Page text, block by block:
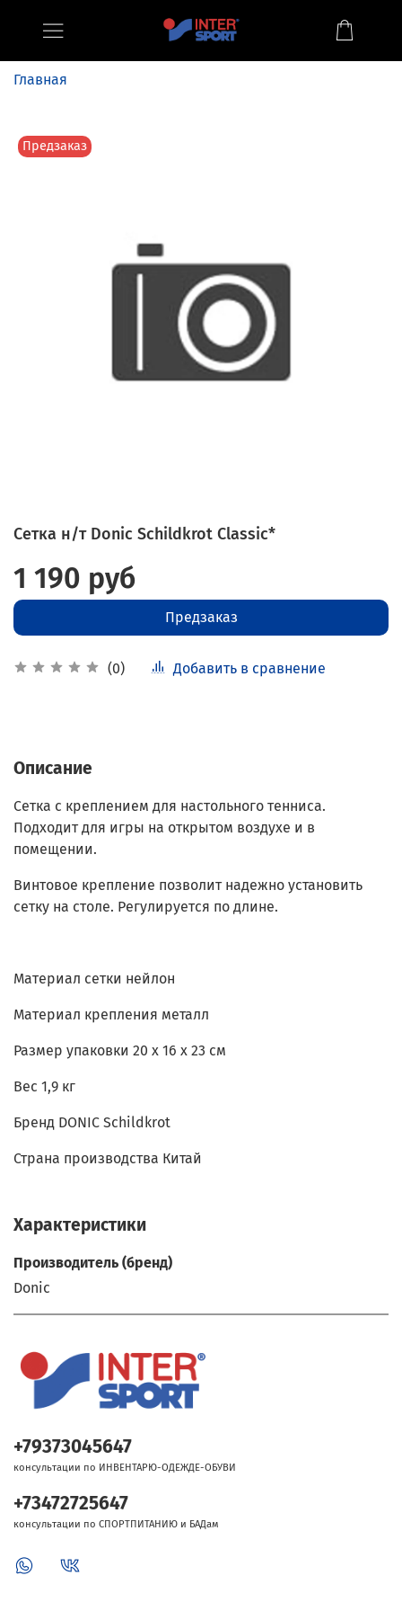
Главная
Предзаказ
Сетка н/т Donic Schildkrot Classic*
(0) Добавить в сравнение
1 190 руб
Предзаказ
Описание
Сетка с креплением для настольного тенниса.
Подходит для игры на открытом воздухе и в
помещении.
Винтовое крепление позволит надежно установить
сетку на столе. Регулируется по длине.
Материал сетки нейлон
Материал крепления металл
Размер упаковки 20 х 16 х 23 см
Вес 1,9 кг
Бренд DONIC Schildkrot
Страна производства Китай
Характеристики
Производитель (бренд)
Donic
+79373045647
консультации по ИНВЕНТАРЮ-ОДЕЖДЕ-ОБУВИ
+73472725647
консультации по СПОРТПИТАНИЮ и БАДам